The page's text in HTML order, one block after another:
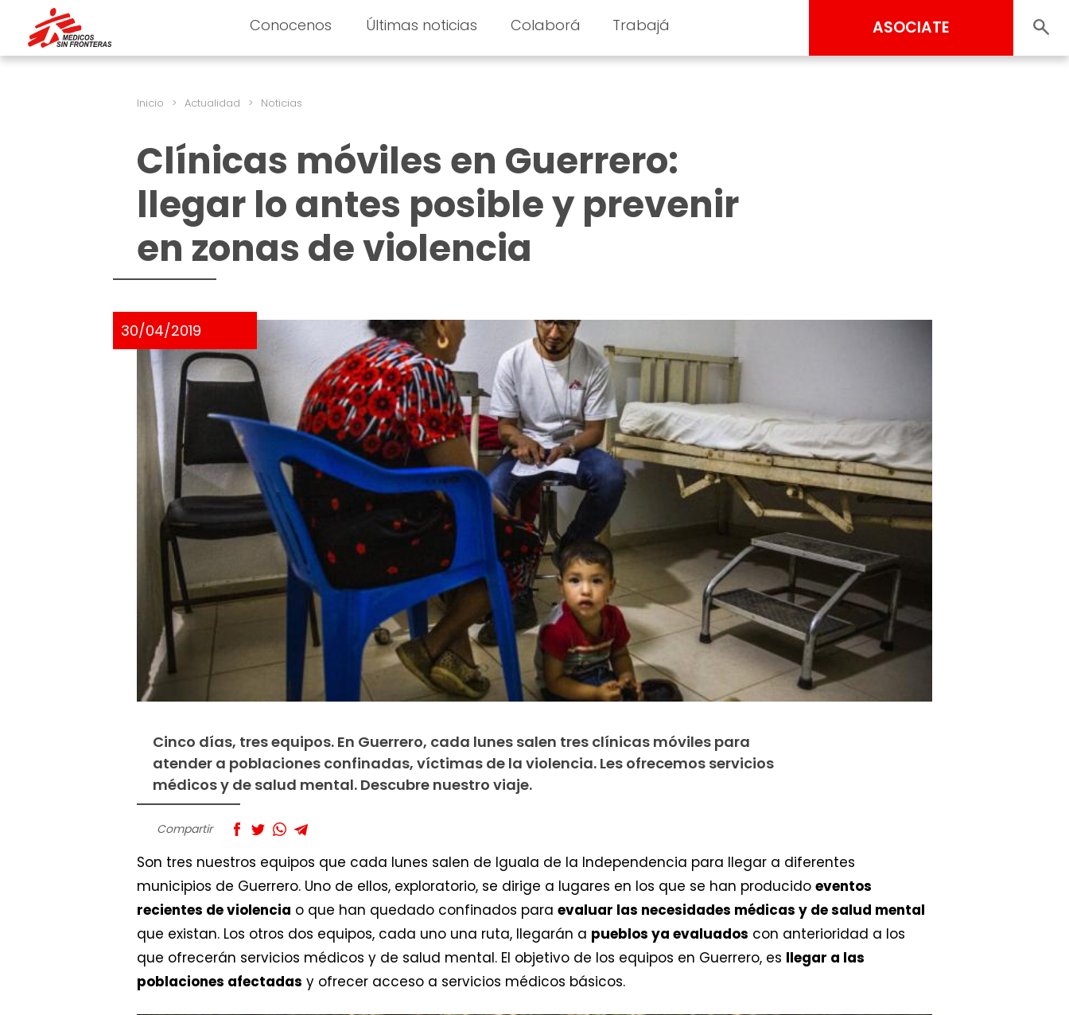
Conocenos Últimas noticias Colaborá Trabajá ASOCIATE
Inicio > Actualidad > Noticias
Clínicas móviles en Guerrero:
llegar lo antes posible y prevenir
en zonas de violencia
30/04/2019
Cinco días, tres equipos. En Guerrero, cada lunes salen tres clínicas móviles para
atender a poblaciones confinadas, víctimas de la violencia. Les ofrecemos servicios
médicos y de salud mental. Descubre nuestro viaje.
Compartir
Son tres nuestros equipos que cada lunes salen de Iguala de la Independencia para llegar a diferentes
municipios de Guerrero. Uno de ellos, exploratorio, se dirige a lugares en los que se han producido eventos
recientes de violencia o que han quedado confinados para evaluar las necesidades médicas y de salud mental
que existan. Los otros dos equipos, cada uno una ruta, llegarán a pueblos ya evaluados con anterioridad a los
que ofrecerán servicios médicos y de salud mental. El objetivo de los equipos en Guerrero, es llegar a las
poblaciones afectadas y ofrecer acceso a servicios médicos básicos.